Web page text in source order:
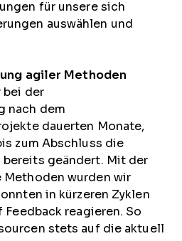
für unsere sich
auswählen und
agiler Methoden
bei der
nach dem
dauerten Monate,
zum Abschluss die
bereits geändert. Mit der
wurden wir
in kürzeren Zyklen
reagieren. So
stets auf die aktuell